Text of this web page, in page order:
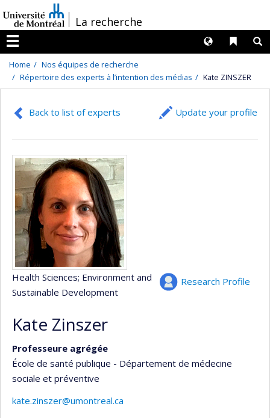
au
contenu
/La recherche
Menu
Liens
Langues
Home
Nos équipes de recherche
Répertoire des experts à l’intention des médias
Kate ZINSZER
Back to list of experts Update your profile
Research Profile
Health Sciences; Environment and
Sustainable Development
Kate Zinszer
Professeure agrégée
École de santé publique - Département de médecine
sociale et préventive
kate.zinszer@umontreal.ca